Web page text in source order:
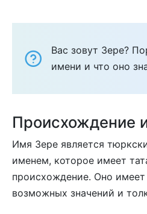
Вас зовут Зере?
имени и что оно
Происхождение
Имя Зере является
именем, которое имеет
происхождение. Оно имеет
возможных значений и